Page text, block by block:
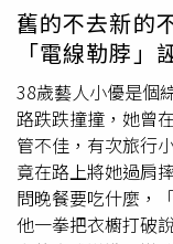
舊的不去新的
「電線勒脖」
38歲藝人小優是個
路跌跌撞撞，她曾
管不佳，有次旅行
竟在路上將她過肩
問晚餐要吃什麼，
他一拳把衣櫥打破